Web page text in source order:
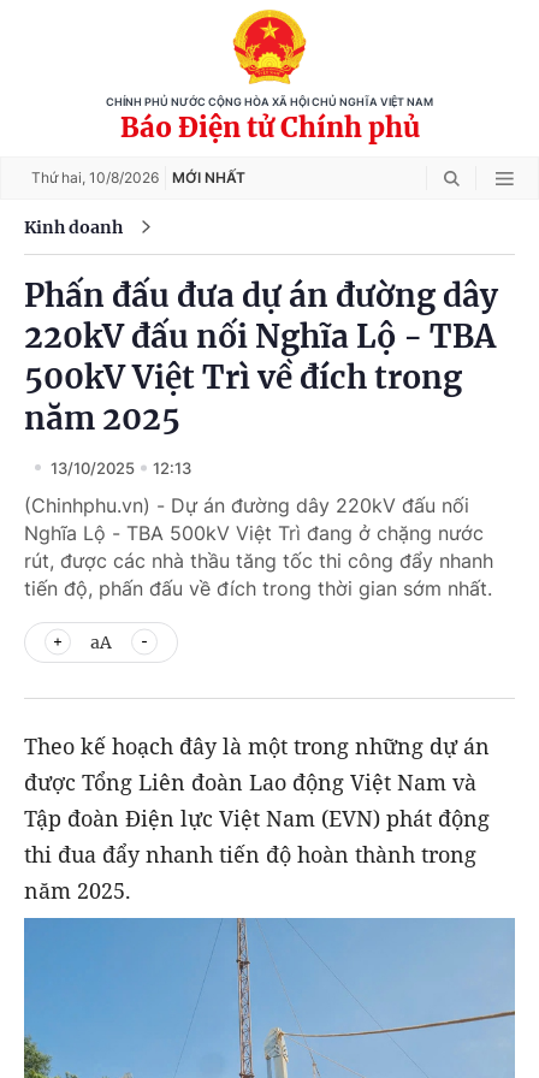
CHÍNH PHỦ NƯỚC CỘNG HÒA XÃ HỘI CHỦ NGHĨA VIỆT NAM
Báo Điện tử Chính phủ
Thứ hai, 10/8/2026 MỚI NHẤT
Kinh doanh
Phấn đấu đưa dự án đường dây
220kV đấu nối Nghĩa Lộ - TBA
500kV Việt Trì về đích trong
năm 2025
13/10/2025 12:13
(Chinhphu.vn) - Dự án đường dây 220kV đấu nối
Nghĩa Lộ - TBA 500kV Việt Trì đang ở chặng nước
rút, được các nhà thầu tăng tốc thi công đẩy nhanh
tiến độ, phấn đấu về đích trong thời gian sớm nhất.
aA
Theo kế hoạch đây là một trong những dự án
được Tổng Liên đoàn Lao động Việt Nam và
Tập đoàn Điện lực Việt Nam (EVN) phát động
thi đua đẩy nhanh tiến độ hoàn thành trong
năm 2025.